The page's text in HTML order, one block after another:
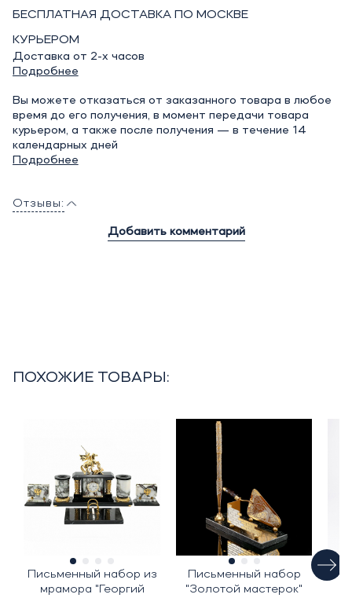
БЕСПЛАТНАЯ ДОСТАВКА ПО МОСКВЕ
КУРЬЕРОМ
Доставка от 2-х часов
Подробнее
Вы можете отказаться от заказанного товара в любое
время до его получения, в момент передачи товара
курьером, а также после получения — в течение 14
календарных дней
Подробнее
Отзывы:
Добавить комментарий
ПОХОЖИЕ ТОВАРЫ:
Письменный набор из
мрамора "Георгий
Письменный набор
"Золотой мастерок"